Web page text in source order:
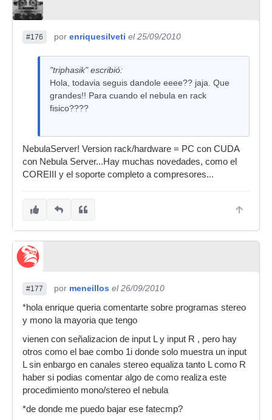
#176 por enriquesilveti el 25/09/2010
"triphasik" escribió:
Hola, todavia seguis dandole eeee?? jaja. Que
grandes!! Para cuando el nebula en rack
fisico????
NebulaServer! Version rack/hardware = PC con CUDA
con Nebula Server...Hay muchas novedades, como el
COREIII y el soporte completo a compresores...
#177 por meneillos el 26/09/2010
*hola enrique queria comentarte sobre programas stereo
y mono la mayoria que tengo
vienen con señalizacion de input L y input R , pero hay
otros como el bae combo 1i donde solo muestra un input
L sin enbargo en canales stereo equaliza tanto L como R
haber si podias comentar algo de como realiza este
procedimiento mono/stereo el nebula
*de donde me puedo bajar ese fatecmp?